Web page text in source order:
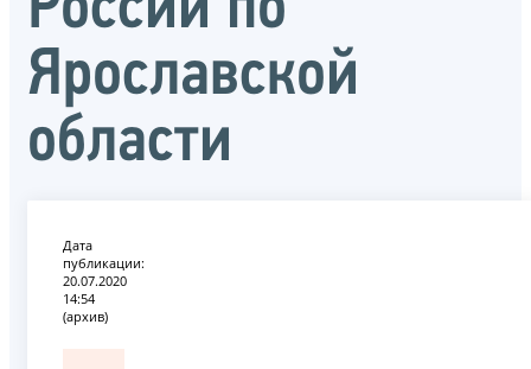
Ярославской
области
Дата
публикации:
20.07.2020
14:54
(архив)